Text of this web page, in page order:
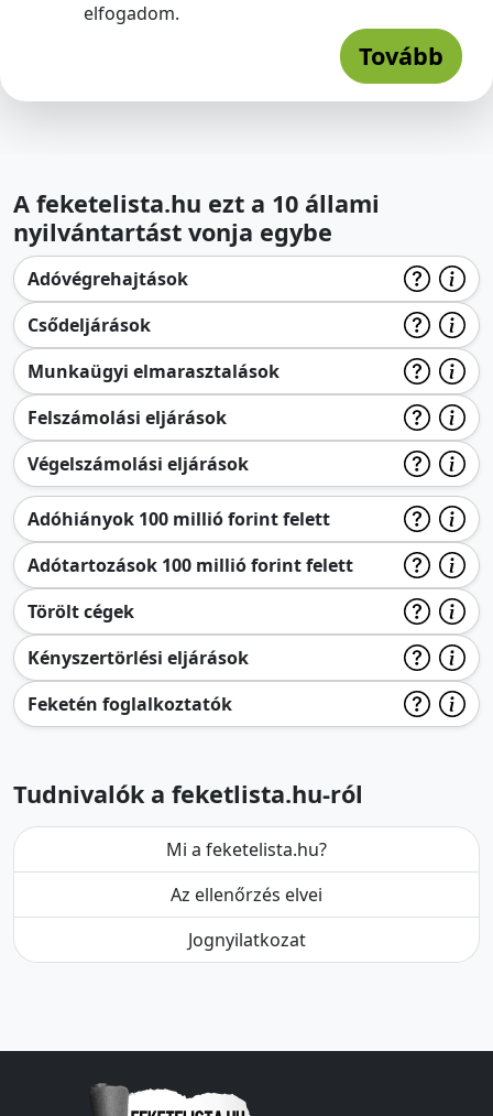
elfogadom.
Tovább
A feketelista.hu ezt a 10 állami
nyilvántartást vonja egybe
Adóvégrehajtások
Csődeljárások
Munkaügyi elmarasztalások
Felszámolási eljárások
Végelszámolási eljárások
Adóhiányok 100 millió forint felett
Adótartozások 100 millió forint felett
Törölt cégek
Kényszertörlési eljárások
Feketén foglalkoztatók
Tudnivalók a feketlista.hu-ról
Mi a feketelista.hu?
Az ellenőrzés elvei
Jognyilatkozat